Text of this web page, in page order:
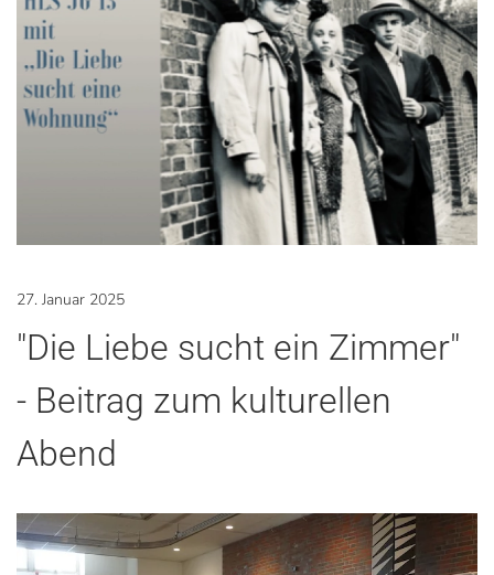
27. Januar 2025
"Die Liebe sucht ein Zimmer"
- Beitrag zum kulturellen
Abend